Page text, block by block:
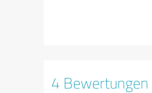
4 Bewertungen